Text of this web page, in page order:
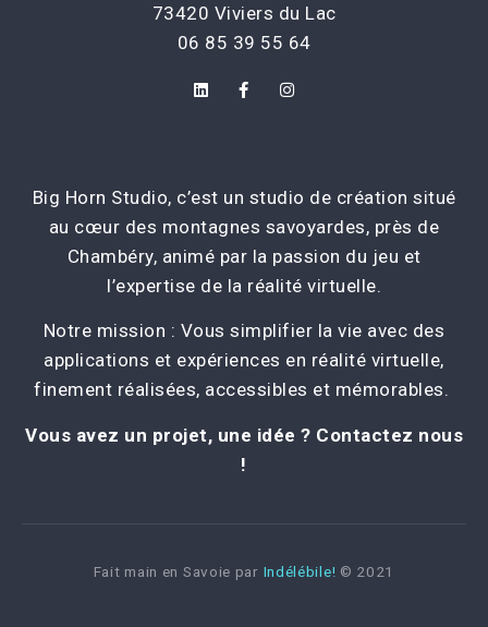
73420 Viviers du Lac
06 85 39 55 64
Big Horn Studio, c’est un studio de création situé
au cœur des montagnes savoyardes, près de
Chambéry, animé par la passion du jeu et
l’expertise de la réalité virtuelle.
Notre mission : Vous simplifier la vie avec des
applications et expériences en réalité virtuelle,
finement réalisées, accessibles et mémorables.
Vous avez un projet, une idée ? Contactez nous
!
Fait main en Savoie par Indélébile! © 2021